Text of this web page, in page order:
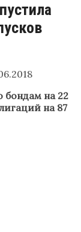
бондам на 22
на 87